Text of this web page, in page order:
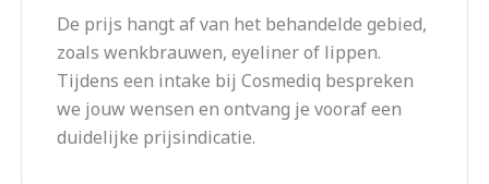
De prijs hangt af van het behandelde gebied,
zoals wenkbrauwen, eyeliner of lippen.
Tijdens een intake bij Cosmediq bespreken
we jouw wensen en ontvang je vooraf een
duidelijke prijsindicatie.